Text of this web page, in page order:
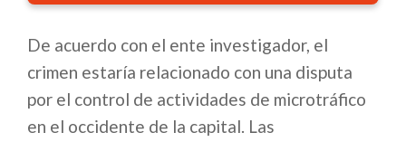
De acuerdo con el ente investigador, el
crimen estaría relacionado con una disputa
por el control de actividades de microtráfico
en el occidente de la capital. Las